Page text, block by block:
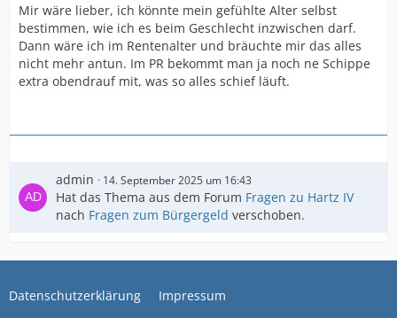
Mir wäre lieber, ich könnte mein gefühlte Alter selbst
bestimmen, wie ich es beim Geschlecht inzwischen darf.
Dann wäre ich im Rentenalter und bräuchte mir das alles
nicht mehr antun. Im PR bekommt man ja noch ne Schippe
extra obendrauf mit, was so alles schief läuft.
admin 14. September 2025 um 16:43
Hat das Thema aus dem Forum Fragen zu Hartz IV
nach Fragen zum Bürgergeld verschoben.
Datenschutzerklärung Impressum